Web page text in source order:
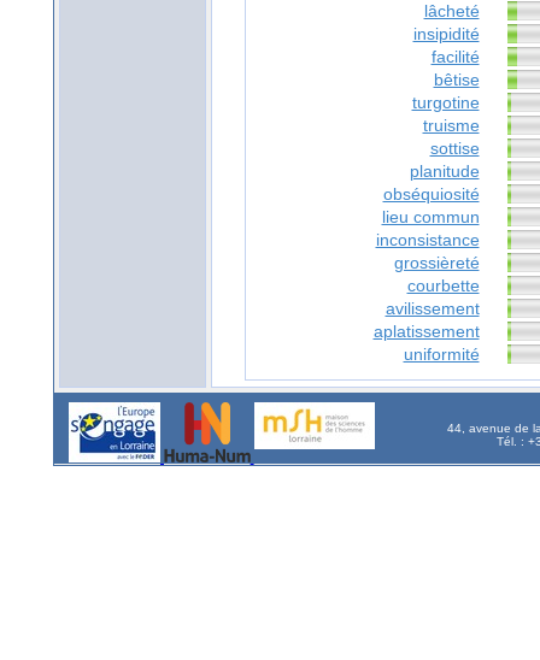
lâcheté
insipidité
facilité
bêtise
turgotine
truisme
sottise
planitude
obséquiosité
lieu commun
inconsistance
grossièreté
courbette
avilissement
aplatissement
uniformité
44, avenue de
Tél. :